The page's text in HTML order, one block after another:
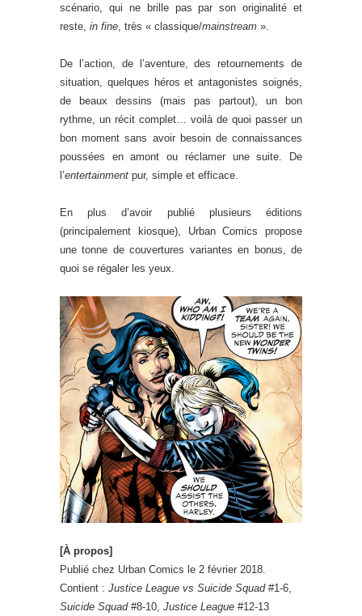
scénario, qui ne brille pas par son originalité et
reste, in fine, très « classique/mainstream ».
De l’action, de l’aventure, des retournements de
situation, quelques héros et antagonistes soignés,
de beaux dessins (mais pas partout), un bon
rythme, un récit complet… voilà de quoi passer un
bon moment sans avoir besoin de connaissances
poussées en amont ou réclamer une suite. De
l’entertainment pur, simple et efficace.
En plus d’avoir publié plusieurs éditions
(principalement kiosque), Urban Comics propose
une tonne de couvertures variantes en bonus, de
quoi se régaler les yeux.
[À propos]
Publié chez Urban Comics le 2 février 2018.
Contient : Justice League vs Suicide Squad#1-6,
Suicide Squad#8-10, Justice League #12-13